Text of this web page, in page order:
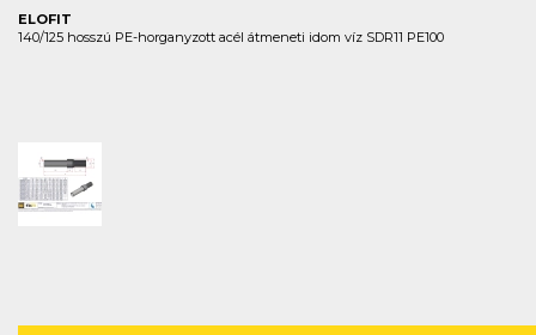
ELOFIT
140/125 hosszú PE-horganyzott acél átmeneti idom víz SDR11 PE100